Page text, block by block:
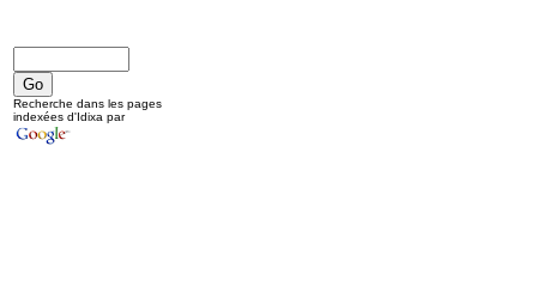
Recherche dans les pages
indexées d'Idixa par